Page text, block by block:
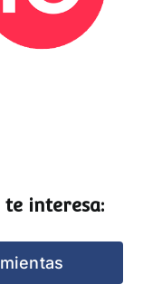
te interesa: